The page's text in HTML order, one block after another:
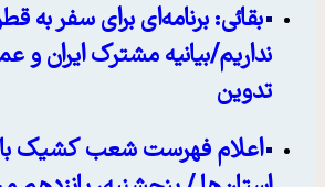
بقائی: برنامه‌ای برای سفر به
نداریم/بیانیه مشترک ایران و
تدوین
اعلام فهرست شعب کشیک